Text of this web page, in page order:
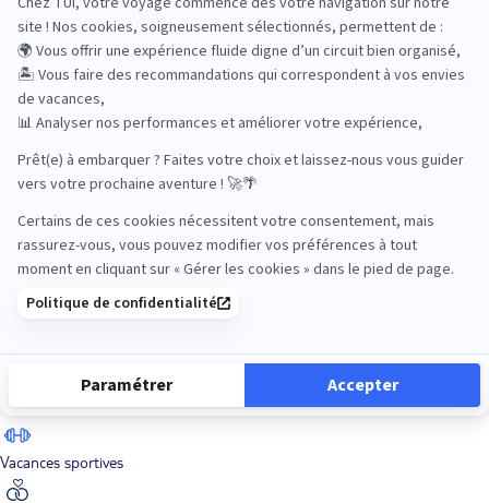
Road Trips
Safari
Sénior
Vacances sportives